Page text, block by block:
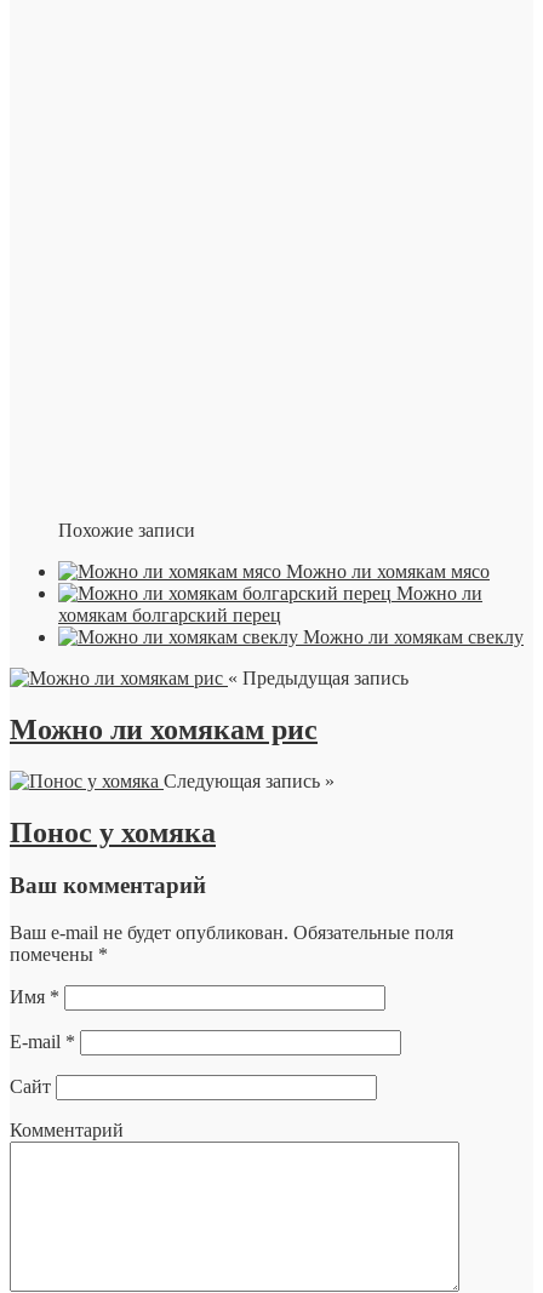
Похожие записи
Можно ли хомякам мясо
Можно ли
хомякам болгарский перец
Можно ли хомякам свеклу
« Предыдущая запись
Можно ли хомякам рис
Следующая запись »
Понос у хомяка
Ваш комментарий
Ваш e-mail не будет опубликован. Обязательные поля
помечены *
Имя *
E-mail *
Сайт
Комментарий